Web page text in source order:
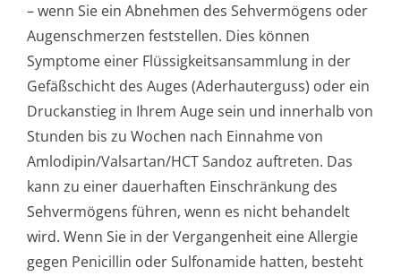
– wenn Sie ein Abnehmen des Sehvermögens oder
Augenschmerzen feststellen. Dies können
Symptome einer Flüssigkeitsan­sammlung in der
Gefäßschicht des Auges (Aderhauterguss) oder ein
Druckanstieg in Ihrem Auge sein und innerhalb von
Stunden bis zu Wochen nach Einnahme von
Amlodipin/Val­sartan/HCT Sandoz auftreten. Das
kann zu einer dauerhaften Einschränkung des
Sehvermögens führen, wenn es nicht behandelt
wird. Wenn Sie in der Vergangenheit eine Allergie
gegen Penicillin oder Sulfonamide hatten, besteht